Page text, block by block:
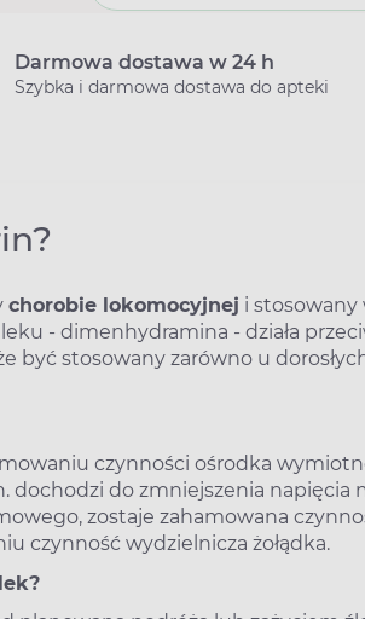
Darmowa dostawa w 24 h
Szybka i darmowa dostawa do apteki
chorobie lokomocyjnej i stosowany
- dimenhydramina - działa
być stosowany zarówno u
czynności ośrodka
dochodzi do zmniejszenia napięcia
zostaje zahamowana
czynność wydzielnicza żołądka.